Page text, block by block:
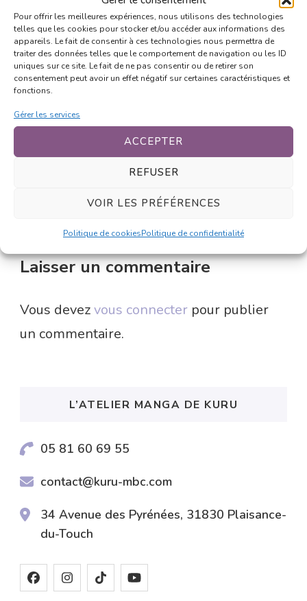
Pour offrir les meilleures expériences, nous utilisons des technologies
telles que les cookies pour stocker et/ou accéder aux informations des
appareils. Le fait de consentir à ces technologies nous permettra de
traiter des données telles que le comportement de navigation ou les ID
uniques sur ce site. Le fait de ne pas consentir ou de retirer son
consentement peut avoir un effet négatif sur certaines caractéristiques et
fonctions.
Gérer les services
ACCEPTER
REFUSER
VOIR LES PRÉFÉRENCES
Politique de cookiesPolitique de confidentialité
peu de culturel.
Connectez-vous pour répondre
7 avril 2011 at 18h51
Moi je dis la LAT, c’est fourbe!
Laisser un commentaire
Vous devezvous connecter pour publier
un commentaire.
L’ATELIER MANGA DE KURU
05 81 60 69 55
contact@kuru-mbc.com
34 Avenue des Pyrénées, 31830 Plaisance-
du-Touch